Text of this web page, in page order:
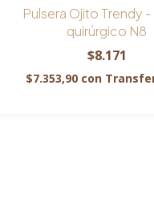
Pulsera Ojito Trendy
quirúrgico N8
$8.171
$7.353,90 con